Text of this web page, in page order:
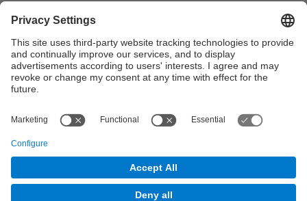
Except where otherwise noted, content on this work is
licensed under a Creative Commons license:Attribution-
NonCommercial-NoDerivs 4.0 Generic
© UPC Universitat Politècnica de Catalunya ·